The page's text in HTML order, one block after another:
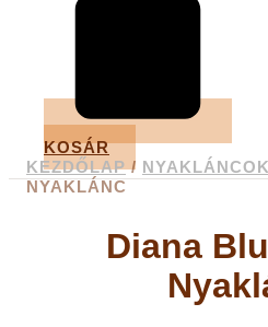
KOSÁR
KEZDŐLAP/ NYAKLÁNCOK
NYAKLÁNC
Diana